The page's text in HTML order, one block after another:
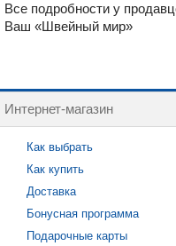
Все подробности у
Ваш «Швейный мир»
Интернет-магазин
Как выбрать
Как купить
Доставка
Бонусная программа
Подарочные карты